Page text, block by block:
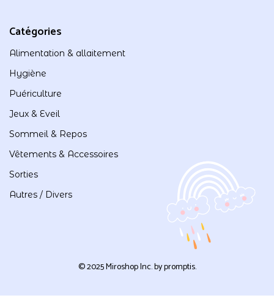
Catégories
Alimentation & allaitement
Hygiène
Puériculture
Jeux & Eveil
Sommeil & Repos
Vêtements & Accessoires
Sorties
Autres / Divers
© 2025 Miroshop Inc. bypromptis.